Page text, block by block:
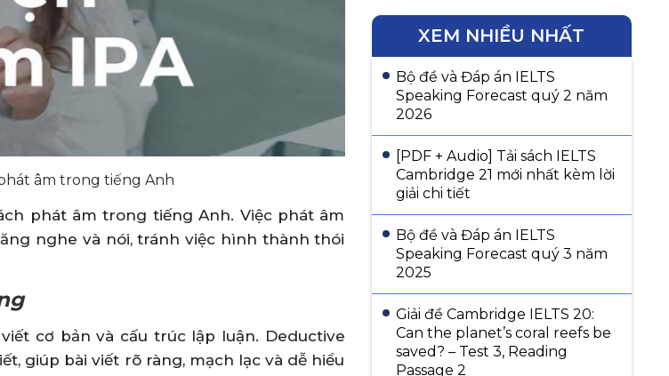
âm trong tiếng Anh
phát âm trong tiếng Anh. Việc phát âm
nghe và nói, tránh việc hình thành thói
cơ bản và cấu trúc lập luận. Deductive
giúp bài viết rõ ràng, mạch lạc và dễ hiểu
XEM NHIỀU NHẤT
Bộ đề và Đáp án IELTS
Speaking Forecast quý 2 năm
2026
[PDF + Audio] Tải sách IELTS
Cambridge 21 mới nhất kèm lời
giải chi tiết
Bộ đề và Đáp án IELTS
Speaking Forecast quý 3 năm
2025
Giải đề Cambridge IELTS 20:
Can the planet’s coral reefs be
saved? – Test 3, Reading
Passage 2